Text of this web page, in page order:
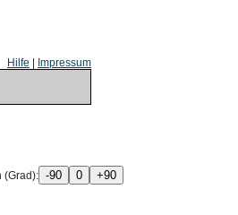
Hilfe Impressum
(Grad):